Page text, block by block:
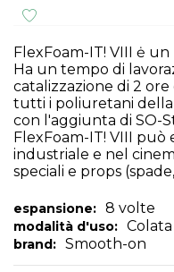
FlexFoam-IT! VIII ė
Ha un tempo di
catalizzazione di 2
tutti i poliuretani della
con l'aggiunta di SO-
FlexFoam-IT! VIII
industriale e nel
speciali e props
espansione: 8 volte
modalità d'uso: Colata
brand: Smooth-on